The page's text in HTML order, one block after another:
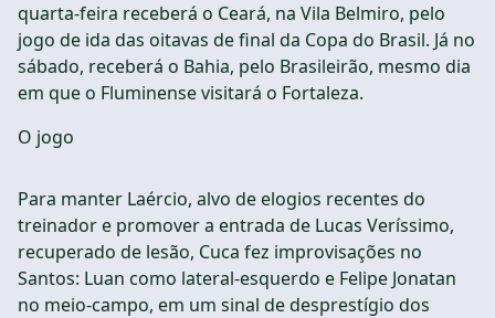
quarta-feira receberá o Ceará, na Vila Belmiro, pelo
jogo de ida das oitavas de final da Copa do Brasil. Já no
sábado, receberá o Bahia, pelo Brasileirão, mesmo dia
em que o Fluminense visitará o Fortaleza.
O jogo
Para manter Laércio, alvo de elogios recentes do
treinador e promover a entrada de Lucas Veríssimo,
recuperado de lesão, Cuca fez improvisações no
Santos: Luan como lateral-esquerdo e Felipe Jonatan
no meio-campo, em um sinal de desprestígio dos